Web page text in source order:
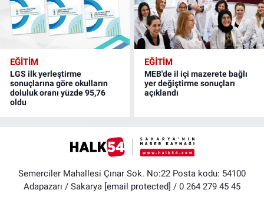
EĞİTİM
LGS ilk yerleştirme
sonuçlarına göre okulların
doluluk oranı yüzde 95,76
oldu
EĞİTİM
MEB'de il içi mazerete bağlı
yer değiştirme sonuçları
açıklandı
Semerciler Mahallesi Çınar Sok. No:22 Posta kodu: 54100
Adapazarı / Sakarya [email protected] / 0 264 279 45 45